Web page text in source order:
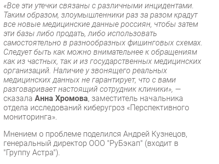
«Все эти утечки связаны с различными инцидентами.
Таким образом, злоумышленники раз за разом крадут
все новые медицинские данные россиян, чтобы затем
эти базы либо продать, либо использовать
самостоятельно в разнообразных фишинговых схемах.
Следует быть как можно внимательнее к обращениям
как из частных, так и из государственных медицинских
организаций. Наличие у звонящего реальных
медицинских данных не гарантирует, что с вами
разговаривает настоящий сотрудник клиники», —
сказала Анна Хромова, заместитель начальника
отдела исследований киберугроз «Перспективного
мониторинга».
Мнением о проблеме поделился Андрей Кузнецов,
генеральный директор ООО "РуБэкап" (входит в
"Группу Астра").